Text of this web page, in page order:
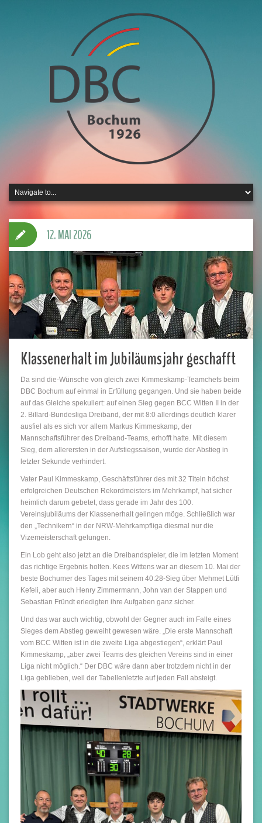
Klassenerhalt im Jubiläumsjahr geschafft
Da sind die-Wünsche von gleich zwei Kimmeskamp-Teamchefs beim
DBC Bochum auf einmal in Erfüllung gegangen. Und sie haben beide
auf das Gleiche spekuliert: auf einen Sieg gegen BCC Witten II in der
2. Billard-Bundesliga Dreiband, der mit 8:0 allerdings deutlich klarer
ausfiel als es sich vor allem Markus Kimmeskamp, der
Mannschaftsführer des Dreiband-Teams, erhofft hatte. Mit diesem
Sieg, dem allerersten in der Aufstiegssaison, wurde der Abstieg in
letzter Sekunde verhindert.
Vater Paul Kimmeskamp, Geschäftsführer des mit 32 Titeln höchst
erfolgreichen Deutschen Rekordmeisters im Mehrkampf, hat sicher
heimlich darum gebetet, dass gerade im Jahr des 100.
Vereinsjubiläums der Klassenerhalt gelingen möge. Schließlich war
den „Technikern“ in der NRW-Mehrkampfliga diesmal nur die
Vizemeisterschaft gelungen.
Ein Lob geht also jetzt an die Dreibandspieler, die im letzten Moment
das richtige Ergebnis holten. Kees Wittens war an diesem 10. Mai der
beste Bochumer des Tages mit seinem 40:28-Sieg über Mehmet Lütfi
Kefeli, aber auch Henry Zimmermann, John van der Stappen und
Sebastian Fründt erledigten ihre Aufgaben ganz sicher.
Und das war auch wichtig, obwohl der Gegner auch im Falle eines
Sieges dem Abstieg geweiht gewesen wäre. „Die erste Mannschaft
vom BCC Witten ist in die zweite Liga abgestiegen“, erklärt Paul
Kimmeskamp, „aber zwei Teams des gleichen Vereins sind in einer
Liga nicht möglich.“ Der DBC wäre dann aber trotzdem nicht in der
Liga geblieben, weil der Tabellenletzte auf jeden Fall absteigt.
12. MAI 2026